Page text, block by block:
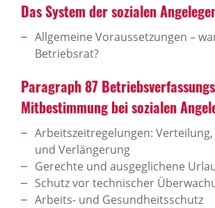
Das System der sozi­alen
Allgemeine Voraussetzungen –
Betriebsrat?
Para­graph 87
Mitbe­stim­mung bei sozi­alen
Arbeitszeitregelungen:
und Verlängerung
Gerechte und ausgeglichene
Schutz vor technischer
Arbeits- und Gesundheitsschutz